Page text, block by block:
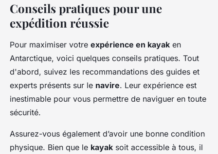
Conseils pratiques pour une
expédition réussie
Pour maximiser votre expérience en kayak en
Antarctique, voici quelques conseils pratiques. Tout
d'abord, suivez les recommandations des guides et
experts présents sur le navire. Leur expérience est
inestimable pour vous permettre de naviguer en toute
sécurité.
Assurez-vous également d’avoir une bonne condition
physique. Bien que le kayak soit accessible à tous, il